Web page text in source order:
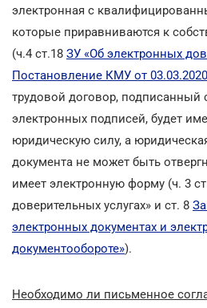
электронная с
которые приравниваются к
(ч.4 ст.18 ЗУ «Об электронных
Постановление КМУ от
трудовой договор,
электронных подписей, будет
юридическую силу, а
документа не может быть
имеет электронную форму (ч. 3
доверительных услугах» и ст. 8
электронных документах и
документообороте»).
Необходимо ли письменное